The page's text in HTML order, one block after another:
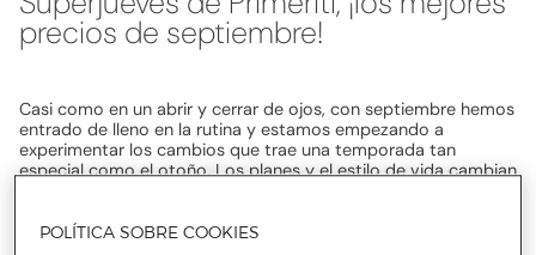
precios de septiembre!
Casi como en un abrir y cerrar de ojos, con septiembre hemos
entrado de lleno en la rutina y estamos empezando a
experimentar los cambios que trae una temporada tan
especial como el otoño. Los planes y el estilo de vida cambian
POLÍTICA SOBRE COOKIES